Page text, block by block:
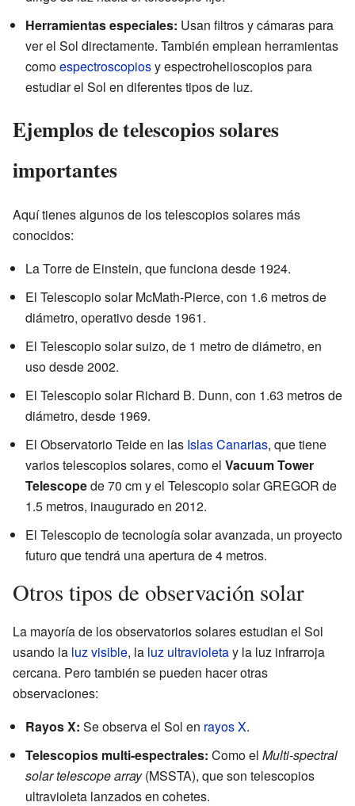
Herramientas especiales: Usan filtros y cámaras para
ver el Sol directamente. También emplean herramientas
comoespectroscopiosy espectrohelioscopios para
estudiar el Sol en diferentes tipos de luz.
Ejemplos de telescopios solares
importantes
Aquí tienes algunos de los telescopios solares más
conocidos:
La Torre de Einstein, que funciona desde 1924.
El Telescopio solar McMath-Pierce, con 1.6 metros de
diámetro, operativo desde 1961.
El Telescopio solar suizo, de 1 metro de diámetro, en
uso desde 2002.
El Telescopio solar Richard B. Dunn, con 1.63 metros de
diámetro, desde 1969.
El Observatorio Teide en las Islas Canarias, que tiene
varios telescopios solares, como el Vacuum Tower
Telescopede 70 cm y el Telescopio solar GREGOR de
1.5 metros, inaugurado en 2012.
El Telescopio de tecnología solar avanzada, un proyecto
futuro que tendrá una apertura de 4 metros.
Otros tipos de observación solar
La mayoría de los observatorios solares estudian el Sol
usando la luz visible, la luz ultravioletay la luz infrarroja
cercana. Pero también se pueden hacer otras
observaciones:
Rayos X: Se observa el Sol en rayos X.
Telescopios multi-espectrales: Como el Multi-spectral
solar telescope array(MSSTA), que son telescopios
ultravioleta lanzados en cohetes.